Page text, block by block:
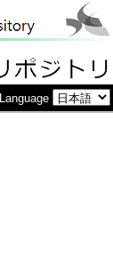
Language